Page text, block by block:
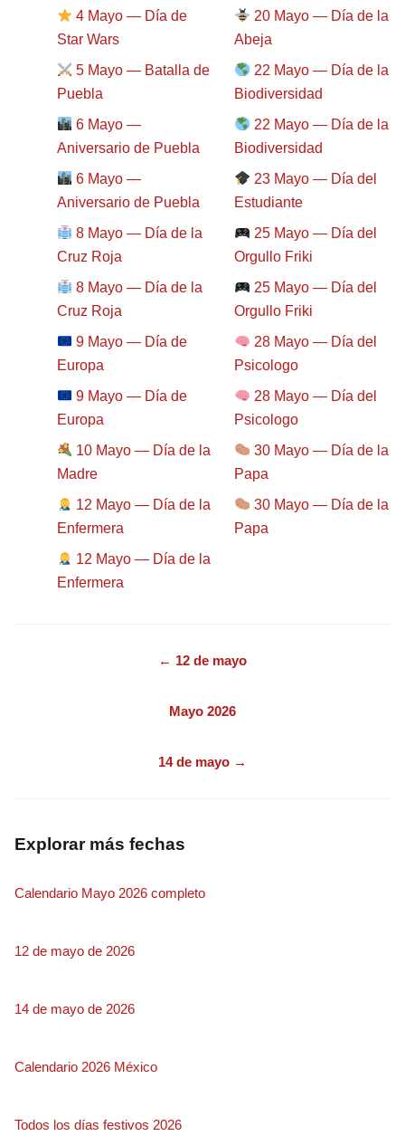
4 Mayo — Día de
Star Wars
5 Mayo — Batalla de
Puebla
6 Mayo —
Aniversario de Puebla
6 Mayo —
Aniversario de Puebla
8 Mayo — Día de la
Cruz Roja
8 Mayo — Día de la
Cruz Roja
9 Mayo — Día de
Europa
9 Mayo — Día de
Europa
10 Mayo — Día de la
Madre
12 Mayo — Día de la
Enfermera
12 Mayo — Día de la
Enfermera
20 Mayo — Día de la
Abeja
22 Mayo — Día de la
Biodiversidad
22 Mayo — Día de la
Biodiversidad
23 Mayo — Día del
Estudiante
25 Mayo — Día del
Orgullo Friki
25 Mayo — Día del
Orgullo Friki
28 Mayo — Día del
Psicologo
28 Mayo — Día del
Psicologo
30 Mayo — Día de la
Papa
30 Mayo — Día de la
Papa
← 12 de mayo
Mayo 2026
14 de mayo →
Explorar más fechas
Calendario Mayo 2026 completo
12 de mayo de 2026
14 de mayo de 2026
Calendario 2026 México
Todos los días festivos 2026